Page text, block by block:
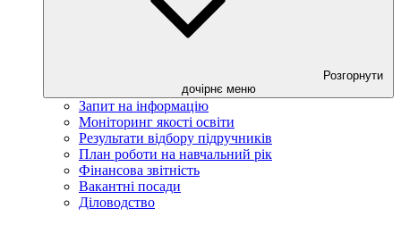
Розгорнути
дочірнє меню
Запит на інформацію
Моніторинг якості освіти
Результати відбору підручників
План роботи на навчальний рік
Фінансова звітність
Вакантні посади
Діловодство